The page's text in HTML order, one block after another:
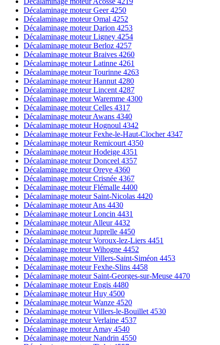
Décalaminage moteur Geer 4250
Décalaminage moteur Omal 4252
Décalaminage moteur Darion 4253
Décalaminage moteur Ligney 4254
Décalaminage moteur Berloz 4257
Décalaminage moteur Braives 4260
Décalaminage moteur Latinne 4261
Décalaminage moteur Tourinne 4263
Décalaminage moteur Hannut 4280
Décalaminage moteur Lincent 4287
Décalaminage moteur Waremme 4300
Décalaminage moteur Celles 4317
Décalaminage moteur Awans 4340
Décalaminage moteur Hognoul 4342
Décalaminage moteur Fexhe-le-Haut-Clocher 4347
Décalaminage moteur Remicourt 4350
Décalaminage moteur Hodeige 4351
Décalaminage moteur Donceel 4357
Décalaminage moteur Oreye 4360
Décalaminage moteur Crisnée 4367
Décalaminage moteur Flémalle 4400
Décalaminage moteur Saint-Nicolas 4420
Décalaminage moteur Ans 4430
Décalaminage moteur Loncin 4431
Décalaminage moteur Alleur 4432
Décalaminage moteur Juprelle 4450
Décalaminage moteur Voroux-lez-Liers 4451
Décalaminage moteur Wihogne 4452
Décalaminage moteur Villers-Saint-Siméon 4453
Décalaminage moteur Fexhe-Slins 4458
Décalaminage moteur Saint-Georges-sur-Meuse 4470
Décalaminage moteur Engis 4480
Décalaminage moteur Huy 4500
Décalaminage moteur Wanze 4520
Décalaminage moteur Villers-le-Bouillet 4530
Décalaminage moteur Verlaine 4537
Décalaminage moteur Amay 4540
Décalaminage moteur Nandrin 4550